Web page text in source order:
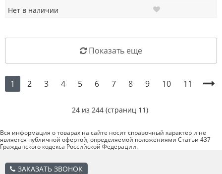
Нет в наличии
Показать еще
1 2 3 4 5 6 7 8 9 10 11
24 из 244 (страниц 11)
Вся информация о товарах на сайте носит справочный характер и не
является публичной офертой, определяемой положениями Статьи 437
Гражданского кодекса Российской Федерации.
ЗАКАЗАТЬ ЗВОНОК